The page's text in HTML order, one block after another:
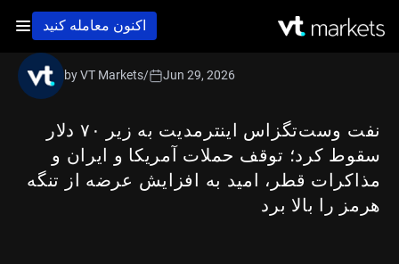
اکنون معامله کنید
نفت وست‌تگزاس اینترمدیت به زیر ۷۰ دلار
سقوط کرد؛ توقف حملات آمریکا و ایران و
مذاکرات قطر، امید به افزایش عرضه از تنگه
هرمز را بالا برد
by VT Markets/ Jun 29, 2026